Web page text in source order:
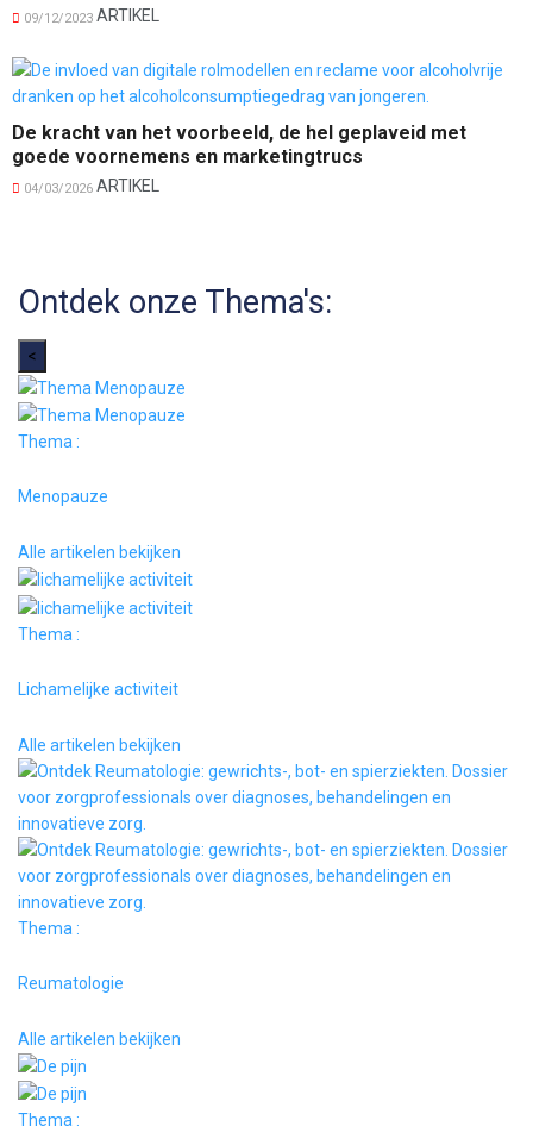
09/12/2023 ARTIKEL
De kracht van het voorbeeld, de hel geplaveid met
goede voornemens en marketingtrucs
04/03/2026 ARTIKEL
Ontdek onze Thema's:
<
Thema :
Menopauze
Alle artikelen bekijken
Thema :
Lichamelijke activiteit
Alle artikelen bekijken
Thema :
Reumatologie
Alle artikelen bekijken
Thema :